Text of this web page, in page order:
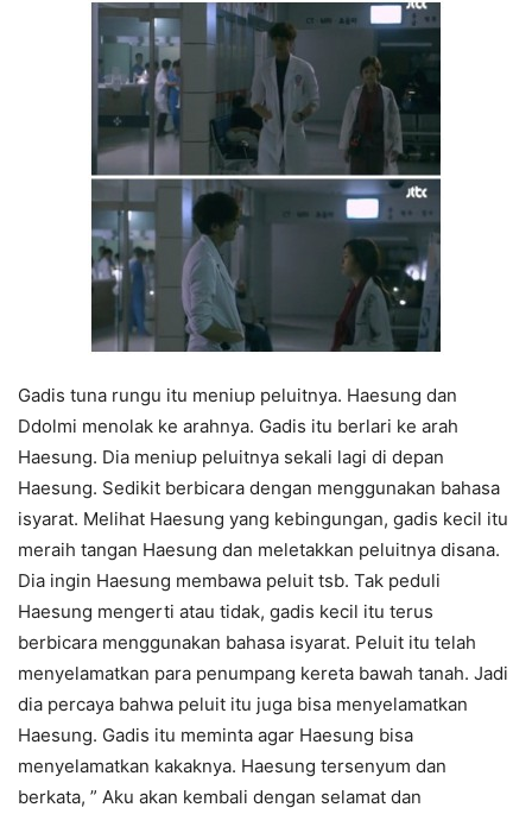
Gadis tuna rungu itu meniup peluitnya. Haesung dan
Ddolmi menolak ke arahnya. Gadis itu berlari ke arah
Haesung. Dia meniup peluitnya sekali lagi di depan
Haesung. Sedikit berbicara dengan menggunakan bahasa
isyarat. Melihat Haesung yang kebingungan, gadis kecil itu
meraih tangan Haesung dan meletakkan peluitnya disana.
Dia ingin Haesung membawa peluit tsb. Tak peduli
Haesung mengerti atau tidak, gadis kecil itu terus
berbicara menggunakan bahasa isyarat. Peluit itu telah
menyelamatkan para penumpang kereta bawah tanah. Jadi
dia percaya bahwa peluit itu juga bisa menyelamatkan
Haesung. Gadis itu meminta agar Haesung bisa
menyelamatkan kakaknya. Haesung tersenyum dan
berkata, ” Aku akan kembali dengan selamat dan